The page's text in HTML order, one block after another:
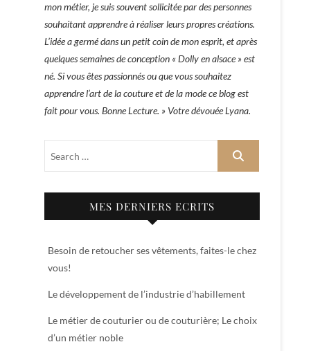
mon métier, je suis souvent sollicitée par des personnes
souhaitant apprendre à réaliser leurs propres créations.
L’idée a germé dans un petit coin de mon esprit, et après
quelques semaines de conception « Dolly en alsace » est
né. Si vous êtes passionnés ou que vous souhaitez
apprendre l’art de la couture et de la mode ce blog est
fait pour vous. Bonne Lecture. » Votre dévouée Lyana.
MES DERNIERS ECRITS
Besoin de retoucher ses vêtements, faites-le chez
vous!
Le développement de l’industrie d’habillement
Le métier de couturier ou de couturière; Le choix
d’un métier noble